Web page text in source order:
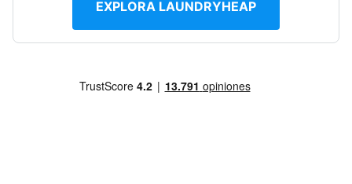
EXPLORA LAUNDRYHEAP